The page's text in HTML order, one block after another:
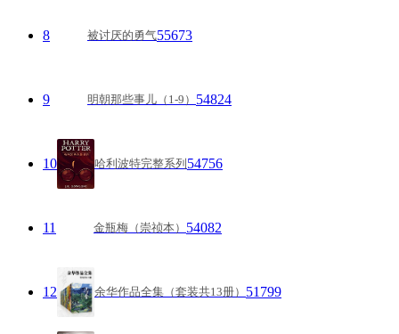
8 被讨厌的勇气55673
9 明朝那些事儿（1-9） 54824
10 哈利波特完整系列 54756
11 金瓶梅（崇祯本） 54082
12 余华作品全集（套装共13册） 51799